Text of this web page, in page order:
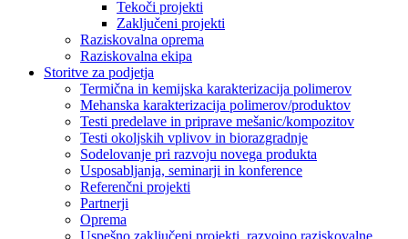
Tekoči projekti
Zaključeni projekti
Raziskovalna oprema
Raziskovalna ekipa
Storitve za podjetja
Termična in kemijska karakterizacija polimerov
Mehanska karakterizacija polimerov/produktov
Testi predelave in priprave mešanic/kompozitov
Testi okoljskih vplivov in biorazgradnje
Sodelovanje pri razvoju novega produkta
Usposabljanja, seminarji in konference
Referenčni projekti
Partnerji
Oprema
Uspešno zaključeni projekti, razvojno raziskovalne